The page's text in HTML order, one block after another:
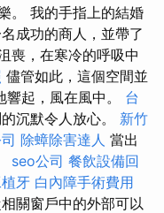
。 我的手指上的結婚
成功的商人，並帶了
喪，在寒冷的呼吸中
儘管如此，這個空間並
起，風在風中。 台
沉默令人放心。 新竹
除蟑除害達人 當出
seo公司 餐飲設備回
牙 白內障手術費用
關窗戶中的外部可以